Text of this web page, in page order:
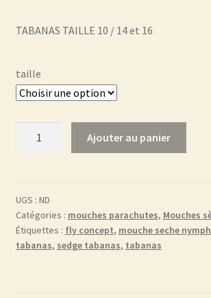
TABANAS TAILLE 10 / 14 et 16
taille
TJC
blanc
Ajouter au panier
UGS : ND
Catégories : mouches parachutes, Mouches
Étiquettes : fly concept, mouche seche
tabanas, sedge tabanas, tabanas